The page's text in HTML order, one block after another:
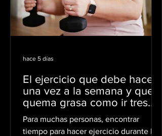
El ejercicio que debe hacer
una vez a la semana y que
quema grasa como ir tres
días al gimnasio
Para muchas personas, encontrar
tiempo para hacer ejercicio durante la
hace 5 días